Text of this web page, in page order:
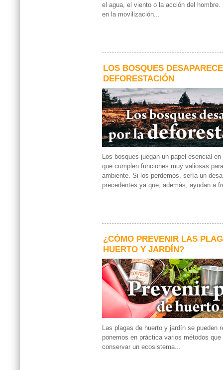
el agua, el viento o la acción del
en la movilización...
LOS BOSQUES
DEFORESTACIÓN
Los bosques juegan un papel esencial
que cumplen funciones muy valiosas
ambiente. Si los perdemos, sería un
precedentes ya que, además, ayudan a
¿CÓMO PREVENIR LAS
HUERTO Y JARDÍN?
Las plagas de huerto y jardín se pueden
ponemos en práctica varios métodos
conservar un ecosistema...